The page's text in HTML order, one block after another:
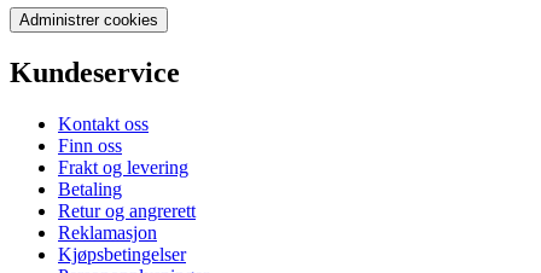
Administrer cookies
Kundeservice
Kontakt oss
Finn oss
Frakt og levering
Betaling
Retur og angrerett
Reklamasjon
Kjøpsbetingelser